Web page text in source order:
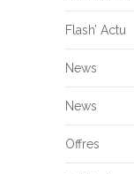
Flash’ Actu
News
News
Offres